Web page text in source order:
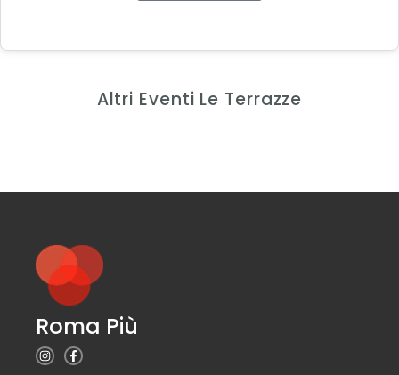
Altri Eventi Le Terrazze
Roma Più